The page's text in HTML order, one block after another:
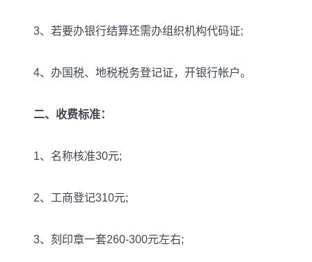
3、若要办银行结算还需办组织机构代码证;
4、办国税、地税税务登记证，开银行帐户。
二、收费标准：
1、名称核准30元;
2、工商登记310元;
3、刻印章一套260-300元左右;